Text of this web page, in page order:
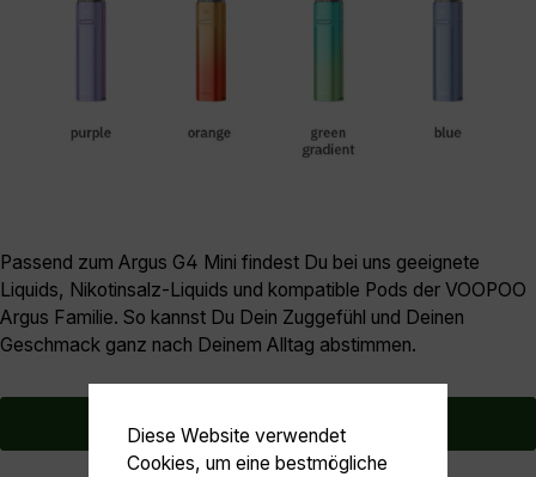
Passend zum Argus G4 Mini findest Du bei uns geeignete
Liquids, Nikotinsalz-Liquids und kompatible Pods der VOOPOO
Argus Familie. So kannst Du Dein Zuggefühl und Deinen
Geschmack ganz nach Deinem Alltag abstimmen.
Jetzt bestellen
Diese Website verwendet
Cookies, um eine bestmögliche